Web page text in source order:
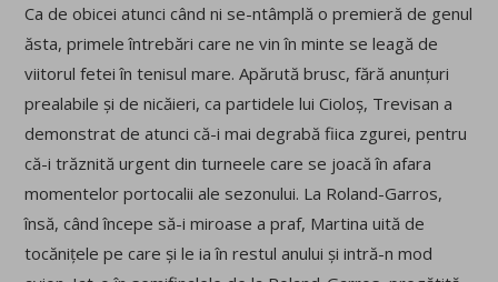
Ca de obicei atunci când ni se-ntâmplă o premieră de genul
ăsta, primele întrebări care ne vin în minte se leagă de
viitorul fetei în tenisul mare. Apărută brusc, fără anunțuri
prealabile și de nicăieri, ca partidele lui Cioloș, Trevisan a
demonstrat de atunci că-i mai degrabă fiica zgurei, pentru
că-i trăznită urgent din turneele care se joacă în afara
momentelor portocalii ale sezonului. La Roland-Garros,
însă, când începe să-i miroase a praf, Martina uită de
tocănițele pe care și le ia în restul anului și intră-n mod